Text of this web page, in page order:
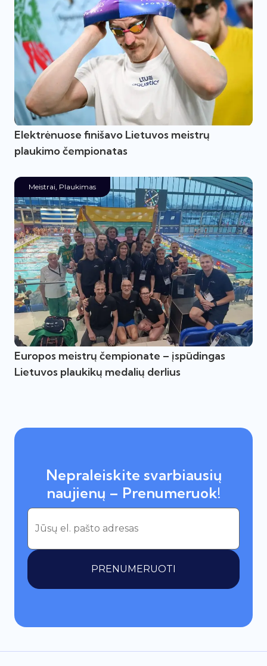
Elektrėnuose finišavo Lietuvos meistrų
plaukimo čempionatas
Meistrai, Plaukimas
Europos meistrų čempionate – įspūdingas
Lietuvos plaukikų medalių derlius
Nepraleiskite svarbiausių
naujienų – Prenumeruok!
PRENUMERUOTI